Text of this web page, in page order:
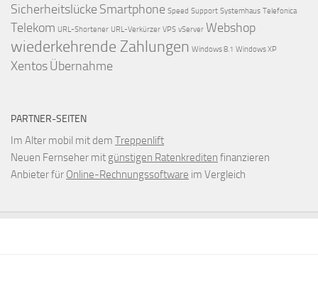
Sicherheitslücke Smartphone Speed Support Systemhaus Telefonica
Telekom URL-Shortener URL-Verkürzer VPS vServer Webshop
wiederkehrende Zahlungen Windows 8.1 Windows XP
XentosÜbernahme
PARTNER-SEITEN
Im Alter mobil mit dem Treppenlift
Neuen Fernseher mit günstigen Ratenkrediten finanzieren
Anbieter für Online-Rechnungssoftware im Vergleich